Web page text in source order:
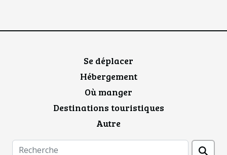
Se déplacer
Hébergement
Où manger
Destinations touristiques
Autre